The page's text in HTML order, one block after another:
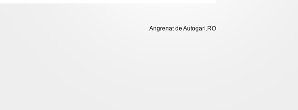
Angrenat de Autogari.RO